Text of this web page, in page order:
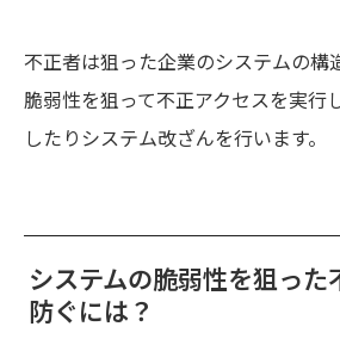
不正者は狙った企業のシステムの構
脆弱性を狙って不正アクセスを実行
したりシステム改ざんを行います。
システムの脆弱性を狙った
防ぐには？